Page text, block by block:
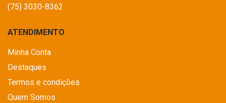
(75) 3030-8362
ATENDIMENTO
Minha Conta
Destaques
Termos e condições
Quem Somos